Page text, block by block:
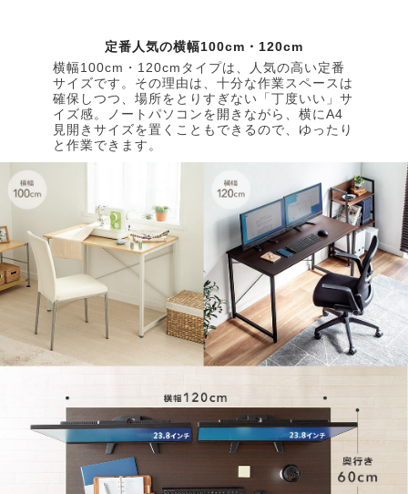
定番人気の横幅100cm・120cm
横幅100cm・120cmタイプは、人気の高い定番
サイズです。その理由は、十分な作業スペースは
確保しつつ、場所をとりすぎない「丁度いい」サ
イズ感。ノートパソコンを開きながら、横にA4
見開きサイズを置くこともできるので、ゆったり
と作業できます。